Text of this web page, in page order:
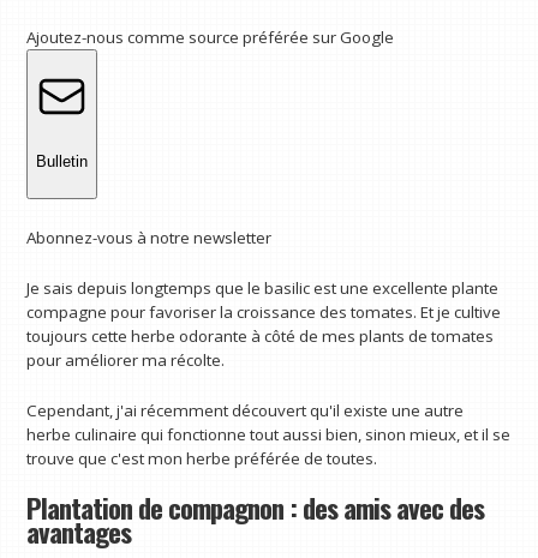
Ajoutez-nous comme source préférée sur Google
Bulletin
Abonnez-vous à notre newsletter
Je sais depuis longtemps que le basilic est une excellente plante
compagne pour favoriser la croissance des tomates. Et je cultive
toujours cette herbe odorante à côté de mes plants de tomates
pour améliorer ma récolte.
Cependant, j'ai récemment découvert qu'il existe une autre
herbe culinaire qui fonctionne tout aussi bien, sinon mieux, et il se
trouve que c'est mon herbe préférée de toutes.
Plantation de compagnon : des amis avec des
avantages